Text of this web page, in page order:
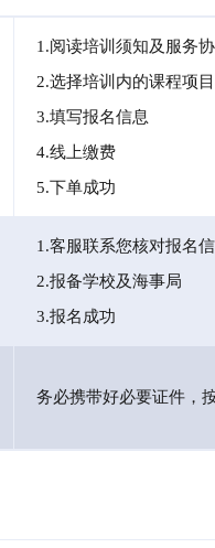
1.阅读培训须知及服务
2.选择培训内的课程项目
3.填写报名信息
4.线上缴费
5.下单成功
1.客服联系您核对报名
2.报备学校及海事局
3.报名成功
务必携带好必要证件，